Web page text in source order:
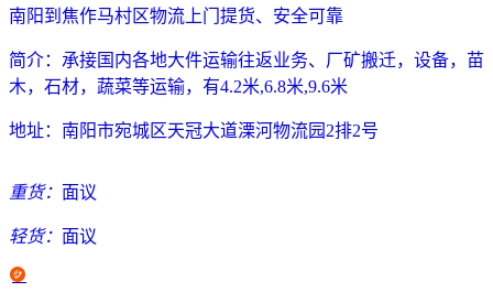
南阳到焦作马村区物流上门提货、安全可靠
简介： 承接国内各地大件运输往返业务、厂矿搬迁，设备，苗
木，石材，蔬菜等运输，有4.2米,6.8米,9.6米
地址： 南阳市宛城区天冠大道溧河物流园2排2号
重货： 面议
轻货： 面议